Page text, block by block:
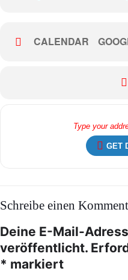
CALENDAR
GET
Schreibe einen
Deine E-Mail-
veröffentlicht.
* markiert